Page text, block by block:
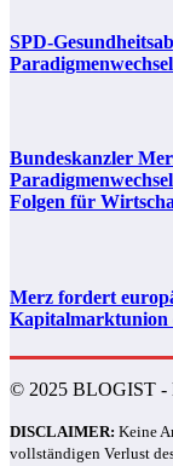
SPD-
Bundeskanzler
Folgen für
Merz fordert
Kapitalmarktunion
© 2025 BLOGIST -
DISCLAIMER: Keine
vollständigen Verlust